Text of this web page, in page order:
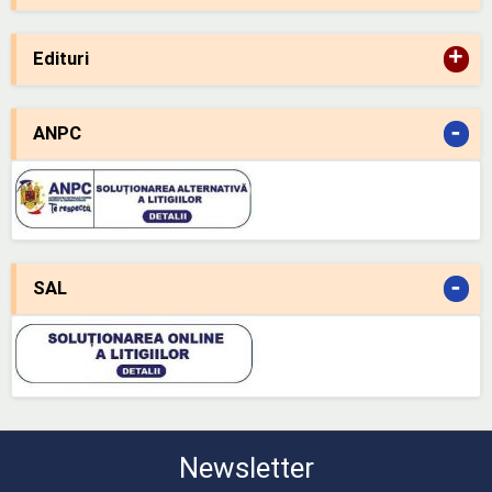
Edituri +
ANPC -
SAL -
Newsletter